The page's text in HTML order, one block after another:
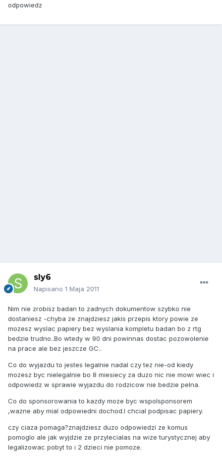
odpowiedz
sly6
Napisano 1 Maja 2011
Nim nie zrobisz badan to zadnych dokumentow szybko nie
dostaniesz -chyba ze znajdziesz jakis przepis ktory powie ze
mozesz wyslac papiery bez wyslania kompletu badan bo z rtg
bedzie trudno..Bo wtedy w 90 dni powinnas dostac pozowolenie
na prace ale bez jeszcze GC..
Co do wyjazdu to jestes legalnie nadal czy tez nie-od kiedy
mozesz byc nielegalnie bo 8 miesiecy za duzo nic nie mowi wiec i
odpowiedz w sprawie wyjazdu do rodzicow nie bedzie pelna.
Co do sponsorowania to kazdy moze byc wspolsponsorem
,wazne aby mial odpowiedni dochod.I chcial podpisac papiery.
czy ciaza pomaga?znajdziesz duzo odpowiedzi ze komus
pomoglo ale jak wyjdzie ze przylecialas na wize turystycznej aby
legalizowac pobyt to i 2 dzieci nie pomoze.